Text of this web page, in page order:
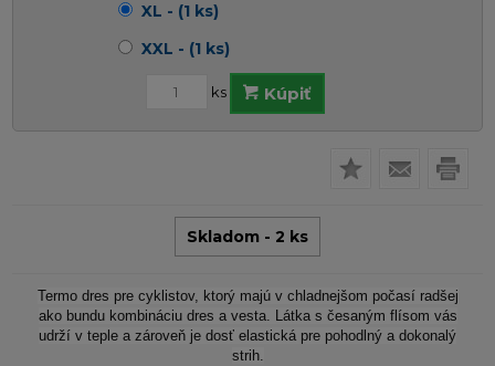
XL - (1 ks)
XXL - (1 ks)
ks Kúpiť
Skladom - 2 ks
Termo dres pre cyklistov, ktorý majú v chladnejšom počasí radšej
ako bundu kombináciu dres a vesta. Látka s česaným flísom vás
udrží v teple a zároveň je dosť elastická pre pohodlný a dokonalý
strih.